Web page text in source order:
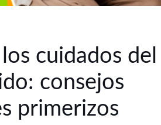
cuidados del
consejos
primerizos